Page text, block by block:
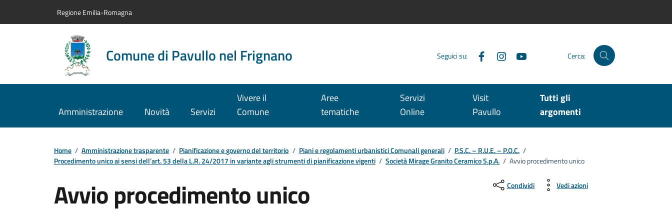
Regione Emilia-Romagna
Comune di Pavullo nel Frignano Seguici su: FacebookInstagram Cerca:
Amministrazione Novità Servizi
Vivere il
Comune
Aree
tematiche
Servizi
Online
Visit
Pavullo
Tutti gli
argomenti
Home / Amministrazione trasparente / Pianificazione e governo del territorio / Piani e regolamenti urbanistici Comunali generali / P.S.C. – R.U.E. – P.O.C. /
Procedimento unico ai sensi dell’art. 53 della L.R. 24/2017 in variante agli strumenti di pianificazione vigenti / Società Mirage Granito Ceramico S.p.A. / Avvio procedimento unico
Avvio procedimento unico Condividi Vedi azioni